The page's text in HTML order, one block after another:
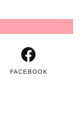
FACEBOOK